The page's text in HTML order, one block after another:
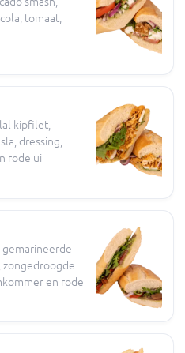
tomaat,
kipfilet,
dressing,
rode ui
gemarineerde
zongedroogde
en rode